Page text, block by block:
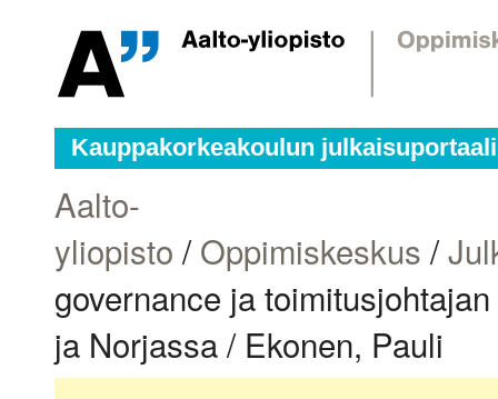
Kauppakorkeakoulun julkaisuportaali
Aalto-
yliopisto /Oppimiskeskus /
governance ja
ja Norjassa / Ekonen, Pauli